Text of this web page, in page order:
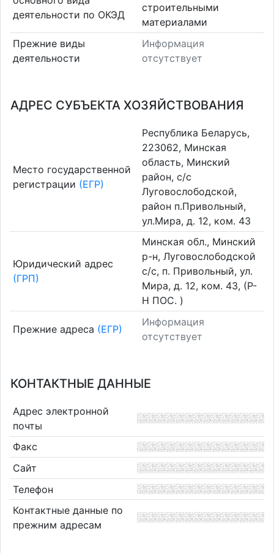
деятельности по ОКЭД
строительными
материалами
Прежние виды
деятельности
Информация
отсутствует
АДРЕС СУБЪЕКТА ХОЗЯЙСТВОВАНИЯ
Место государственной
регистрации (ЕГР)
Республика Беларусь,
223062, Минская
область, Минский
район, с/с
Луговослободской,
район п.Привольный,
ул.Мира, д. 12, ком. 43
Юридический адрес
(ГРП)
Минская обл., Минский
р-н, Луговослободской
с/с, п. Привольный, ул.
Мира, д. 12, ком. 43, (Р-
Н ПОС. )
Прежние адреса (ЕГР)
Информация
отсутствует
КОНТАКТНЫЕ ДАННЫЕ
Адрес электронной
почты
Факс
Сайт
Телефон
Контактные данные по
прежним адресам